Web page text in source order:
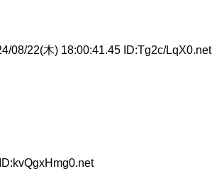
08/22(木) 18:00:41.45 ID:Tg2c/LqX0.net